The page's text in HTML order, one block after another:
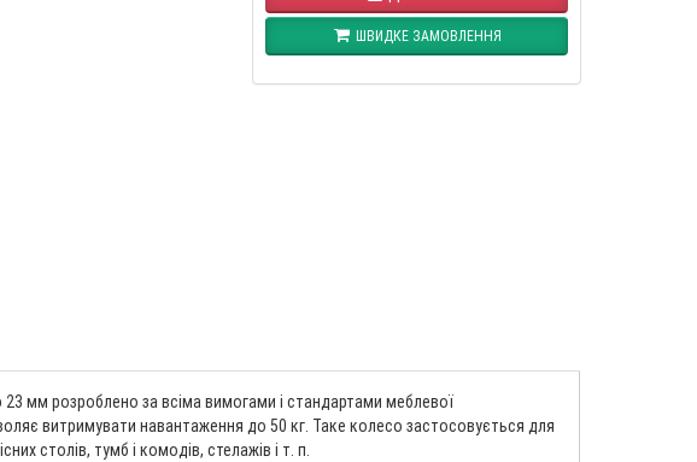
ШВИДКЕ ЗАМОВЛЕННЯ
мм розроблено за всіма вимогами і стандартами меблевої
витримувати навантаження до 50 кг. Таке колесо застосовується для
столів, тумб і комодів, стелажів і т. п.